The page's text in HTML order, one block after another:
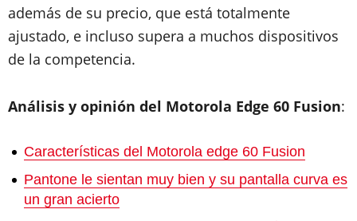
además de su precio, que está totalmente
ajustado, e incluso supera a muchos dispositivos
de la competencia.
Análisis y opinión del Motorola Edge 60 Fusion:
Características del Motorola edge 60 Fusion
Pantone le sientan muy bien y su pantalla curva es
un gran acierto